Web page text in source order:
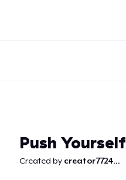
Push Yourself
Created by creator7724...